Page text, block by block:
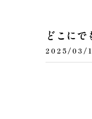
どこに
2025/03/